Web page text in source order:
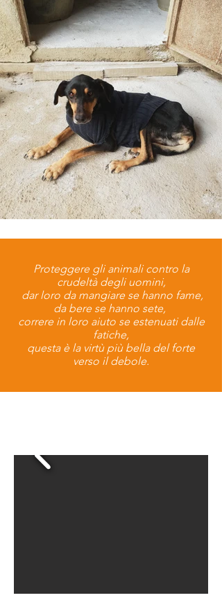
Proteggere gli animali contro la
crudeltà degli uomini,
dar loro da mangiare se hanno fame,
da bere se hanno sete,
correre in loro aiuto se estenuati dalle
fatiche,
questa è la virtù più bella del forte
verso il debole.